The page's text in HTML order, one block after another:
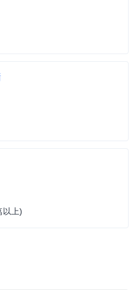
以上)